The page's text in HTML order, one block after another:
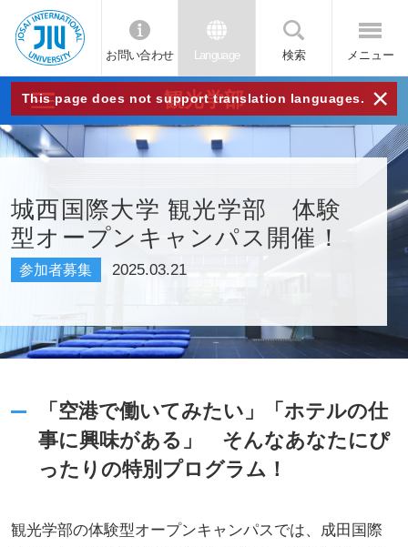
JIU
城西
国際
大学
お問い合わせ Language 検索 メニュー
This page does not support translation languages. ×
観光学部
城西国際大学 観光学部 体験
型オープンキャンパス開催！
参加者募集 2025.03.21
「空港で働いてみたい」「ホテルの仕
事に興味がある」 そんなあなたにぴ
ったりの特別プログラム！
観光学部の体験型オープンキャンパスでは、成田国際